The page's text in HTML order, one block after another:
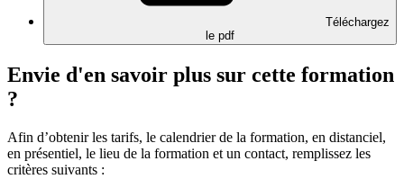
Téléchargez
le pdf
Envie d'en savoir plus sur cette formation
?
Afin d’obtenir les tarifs, le calendrier de la formation, en distanciel,
en présentiel, le lieu de la formation et un contact, remplissez les
critères suivants :